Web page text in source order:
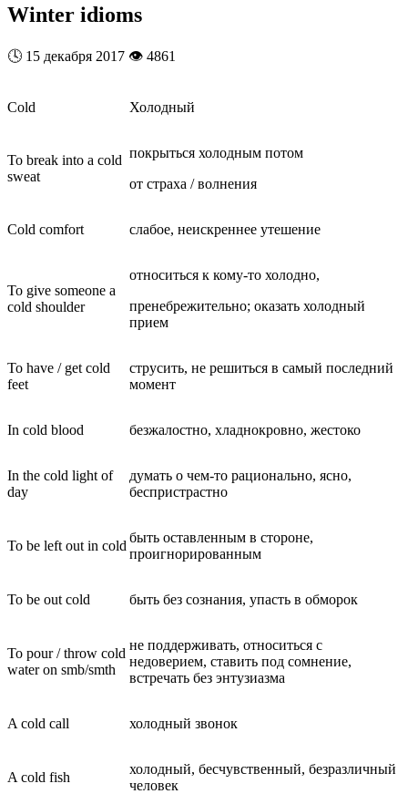
Winter idioms
🕓 15 декабря 2017 👁️ 4861
Cold Холодный
To break into a cold
sweat
покрыться холодным потом
от страха / волнения
Cold comfort слабое, неискреннее утешение
To give someone a
cold shoulder
относиться к кому-то холодно,
пренебрежительно; оказать холодный
прием
To have / get cold
feet
струсить, не решиться в самый последний
момент
In cold blood безжалостно, хладнокровно, жестоко
In the cold light of
day
думать о чем-то рационально, ясно,
беспристрастно
To be left out in cold
быть оставленным в стороне,
проигнорированным
To be out cold быть без сознания, упасть в обморок
To pour / throw cold
water on smb/smth
не поддерживать, относиться с
недоверием, ставить под сомнение,
встречать без энтузиазма
A cold call холодный звонок
A cold fish
холодный, бесчувственный, безразличный
человек